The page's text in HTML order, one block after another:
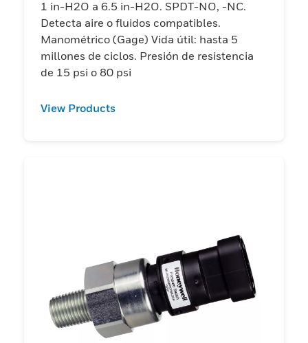
1 in-H2O a 6.5 in-H2O. SPDT-NO, -NC.
Detecta aire o fluidos compatibles.
Manométrico (Gage) Vida útil: hasta 5
millones de ciclos. Presión de resistencia
de 15 psi o 80 psi
View Products